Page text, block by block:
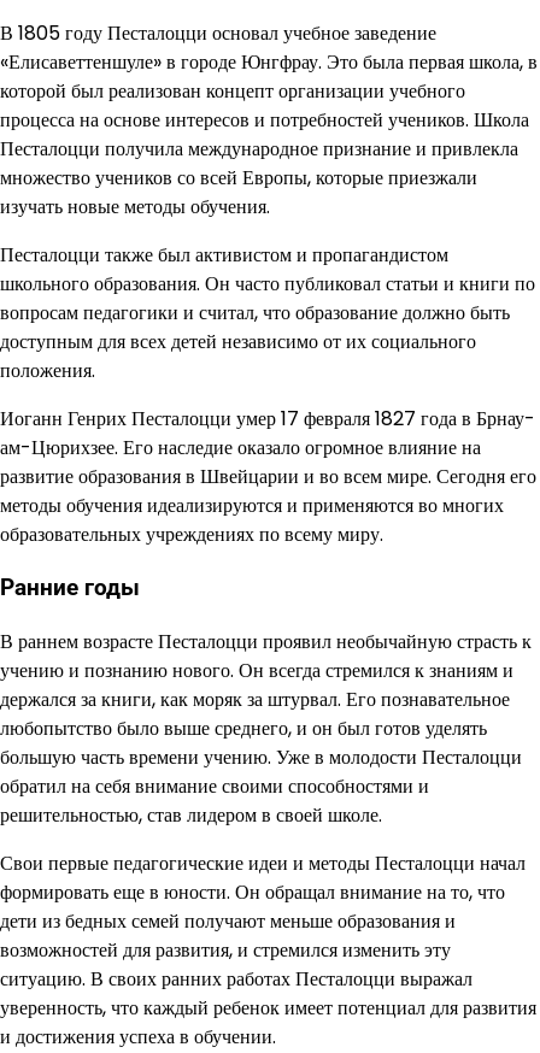
В 1805 году Песталоцци основал учебное заведение
«Елисаветтеншуле» в городе Юнгфрау. Это была первая школа, в
которой был реализован концепт организации учебного
процесса на основе интересов и потребностей учеников. Школа
Песталоцци получила международное признание и привлекла
множество учеников со всей Европы, которые приезжали
изучать новые методы обучения.
Песталоцци также был активистом и пропагандистом
школьного образования. Он часто публиковал статьи и книги по
вопросам педагогики и считал, что образование должно быть
доступным для всех детей независимо от их социального
положения.
Иоганн Генрих Песталоцци умер 17 февраля 1827 года в Брнау-
ам-Цюрихзее. Его наследие оказало огромное влияние на
развитие образования в Швейцарии и во всем мире. Сегодня его
методы обучения идеализируются и применяются во многих
образовательных учреждениях по всему миру.
Ранние годы
В раннем возрасте Песталоцци проявил необычайную страсть к
учению и познанию нового. Он всегда стремился к знаниям и
держался за книги, как моряк за штурвал. Его познавательное
любопытство было выше среднего, и он был готов уделять
большую часть времени учению. Уже в молодости Песталоцци
обратил на себя внимание своими способностями и
решительностью, став лидером в своей школе.
Свои первые педагогические идеи и методы Песталоцци начал
формировать еще в юности. Он обращал внимание на то, что
дети из бедных семей получают меньше образования и
возможностей для развития, и стремился изменить эту
ситуацию. В своих ранних работах Песталоцци выражал
уверенность, что каждый ребенок имеет потенциал для развития
и достижения успеха в обучении.